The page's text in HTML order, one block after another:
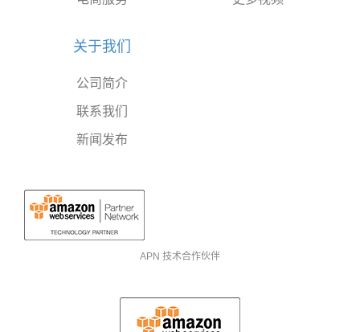
关于我们
公司简介
联系我们
新闻发布
APN 技术合作伙伴